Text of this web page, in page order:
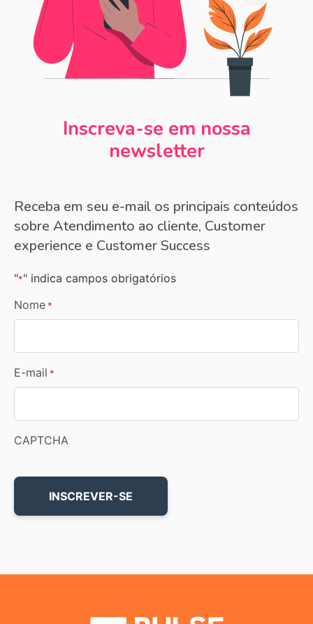
Inscreva-se em nossa
newsletter
Receba em seu e-mail os principais conteúdos
sobre Atendimento ao cliente, Customer
experience e Customer Success
"*" indica campos obrigatórios
Nome *
E-mail *
CAPTCHA